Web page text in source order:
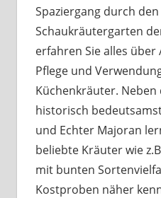
Spaziergang durch
Schaukräutergarten
erfahren Sie alles über
Pflege und
Küchenkräuter.
historisch
und Echter Majoran
beliebte Kräuter wie
mit bunten
Kostproben näher